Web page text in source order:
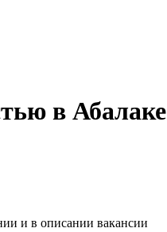
в Абалаке
и в описании вакансии